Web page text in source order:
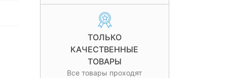
ТОЛЬКО
КАЧЕСТВЕННЫЕ
ТОВАРЫ
Все товары проходят